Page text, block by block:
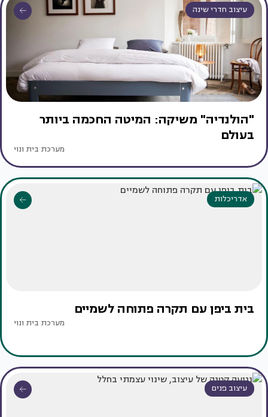
עיצוב חדרי שינה
"הולנדיה" משיקה: המיטה החכמה ביותר
בעולם
מערכת בית ונוי
אדריכלות
בית ביפן עם תקרה פתוחה לשמיים
מערכת בית ונוי
עיצוב פנים